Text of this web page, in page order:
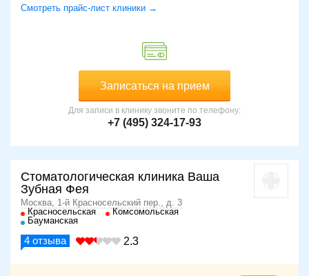
Смотреть прайс-лист клиники →
Записаться на прием
Для записи в клинику звоните по телефону:
+7 (495) 324-17-93
Стоматологическая клиника Ваша
Зубная Фея
Москва, 1-й Красносельский пер., д. 3
Красносельская
Комсомольская
Бауманская
4 отзыва 2.3